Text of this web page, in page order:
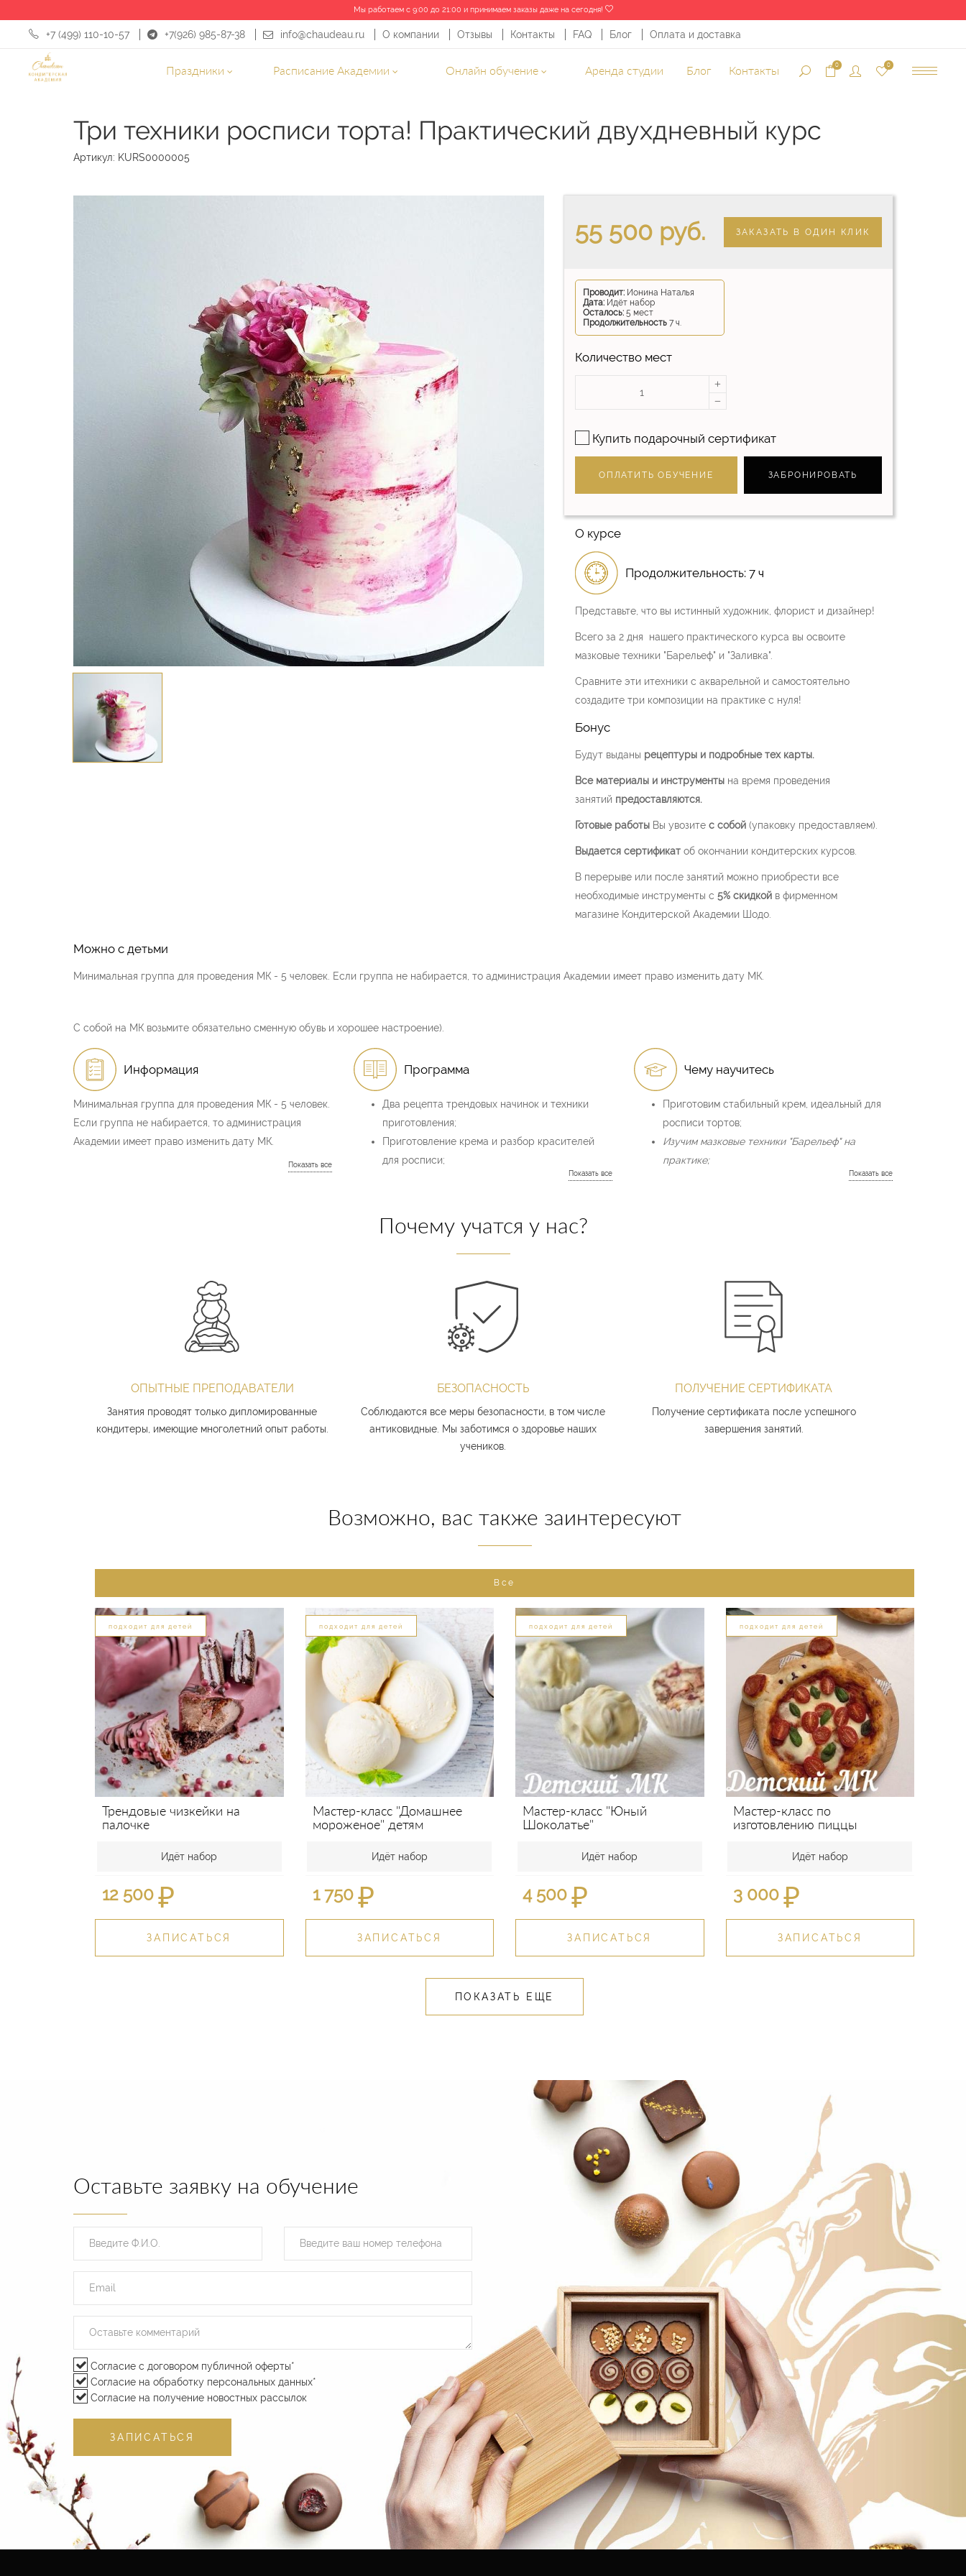
Мы работаем с 9:00 до 21:00 и принимаем заказы даже на сегодня!
+7 (499) 110-10-57 +7(926) 985-87-38 info@chaudeau.ru О компании Отзывы Контакты FAQ Блог Оплата и доставка
Пн - Вс: 09:00 - 21:00
Праздники Расписание Академии Онлайн обучение Аренда студии Блог Контакты 0 0
Кондитерские курсы Три техники росписи торта! Практический двухдневный курс
Три техники росписи торта! Практический двухдневный курс
Артикул: KURS0000005
55 500 руб. ЗАКАЗАТЬ В ОДИН КЛИК
Проводит:Ионина Наталья
Дата:Идёт набор
Осталось:5 мест
Продолжительность7 ч.
Количество мест
Купить подарочный сертификат
ОПЛАТИТЬ ОБУЧЕНИЕ ЗАБРОНИРОВАТЬ
О курсе
Продолжительность: 7 ч
Представьте, что вы истинный художник, флорист и дизайнер!
Всего за 2 дня нашего практического курса вы освоите
мазковые техники "Барельеф" и "Заливка".
Сравните эти итехники с акварельной и самостоятельно
создадите три композиции на практике с нуля!
Бонус
Будут выданы рецептуры и подробные тех карты.
Все материалы и инструментына время проведения
занятий предоставляются.
Готовые работыВы увозите с собой(упаковку предоставляем).
Выдается сертификатоб окончании кондитерских курсов.
В перерыве или после занятий можно приобрести все
необходимые инструменты с 5% скидкойв фирменном
магазине Кондитерской Академии Шодо.
Можно с детьми
Минимальная группа для проведения МК - 5 человек. Если группа не набирается, то администрация Академии имеет право изменить дату МК.
С собой на МК возьмите обязательно сменную обувь и хорошее настроение).
Информация
Минимальная группа для проведения МК - 5 человек.
Если группа не набирается, то администрация
Академии имеет право изменить дату МК.
Программа
Два рецепта трендовых начинок и техники
приготовления;
Приготовление крема и разбор красителей
для росписи;
росписи;
Теория мазковой техники росписи;
Теория акварельной росписи;
Практика росписи торта.
Разбираем и рисуем 2 картины в мазковой технике
(натюрморт из лимонов)
3-й торт – рисунок в технике акварель
Чему научитесь
Приготовим стабильный крем, идеальный для
росписи тортов;
Изучим мазковые техники "Барельеф" на
практике;
Изучим акварельную технику росписи тортов;
Научимся расписывать торты без наличия
художественного образования и навыков
Почему учатся у нас?
ОПЫТНЫЕ ПРЕПОДАВАТЕЛИ
Занятия проводят только дипломированные
кондитеры, имеющие многолетний опыт работы.
БЕЗОПАСНОСТЬ
Соблюдаются все меры безопасности, в том числе
антиковидные. Мы заботимся о здоровье наших
учеников.
ПОЛУЧЕНИЕ СЕРТИФИКАТА
Получение сертификата после успешного
завершения занятий.
Возможно, вас также заинтересуют
Все
подходит для детей
Трендовые чизкейки на
палочке
Идёт набор
12 500 ₽
ЗАПИСАТЬСЯ
подходит для детей
Мастер-класс "Домашнее
мороженое" детям
Идёт набор
1 750 ₽
ЗАПИСАТЬСЯ
подходит для детей
Мастер-класс "Юный
Шоколатье"
Идёт набор
4 500 ₽
ЗАПИСАТЬСЯ
подходит для детей
Мастер-класс по
изготовлению пиццы
Идёт набор
3 000 ₽
ЗАПИСАТЬСЯ
ПОКАЗАТЬ ЕЩЕ
Оставьте заявку на обучение
Согласие с договором публичной оферты*
Согласие на обработку персональных данных*
Согласие на получение новостных рассылок
ЗАПИСАТЬСЯ